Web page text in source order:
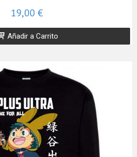
19,00 €
Añadir a Carrito